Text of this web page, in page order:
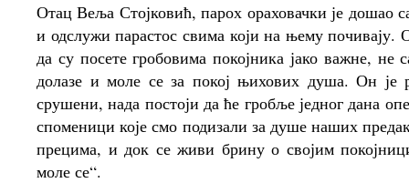
Отац Веља Стојковић, парох ораховачки је дошао
и одслужи парастос свима који на њему
да су посете гробовима покојника јако важне,
долазе и моле се за покој њихових душа. Он је
срушени, нада постоји да ће гробље једног дана
споменици које смо подизали за душе наших
прецима, и док се живи брину о својим
моле се“.